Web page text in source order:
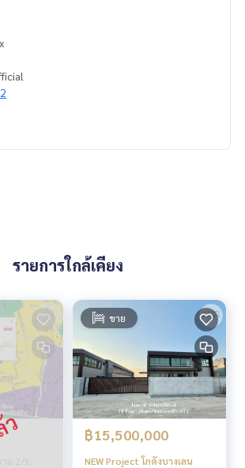
วย #พุทธมณฑล #สาย5 #สามพราน #นครป
รายการใกล้เคียง
ย 2/1
ขาย
฿15,500,000
NEW Project โกดังบางเลน